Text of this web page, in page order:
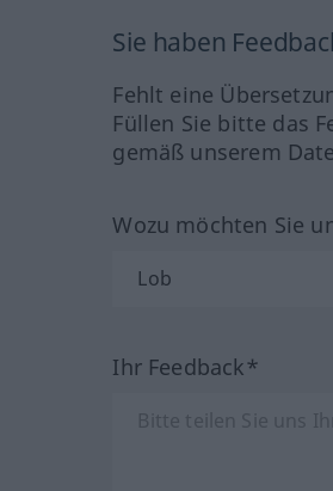
Sie haben
Fehlt eine
Füllen Sie bitte das
gemäß unserem
Wozu möchten Sie
Ihr Feedback*